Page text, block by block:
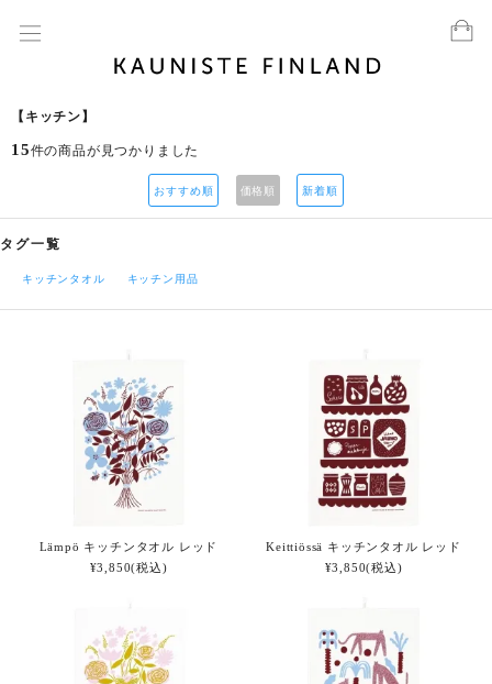
【キッチン】
15件の商品が見つかりました
おすすめ順 価格順 新着順
タグ一覧
キッチンタオル キッチン用品
Lämpö キッチンタオル レッド
¥3,850(税込)
Keittiössä キッチンタオル レッド
¥3,850(税込)